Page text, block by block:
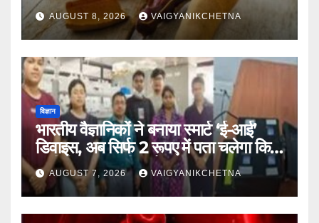
यात्रा का राज
AUGUST 8, 2026 VAIGYANIKCHETNA
विज्ञान
भारतीय वैज्ञानिकों ने बनाया स्मार्ट ‘ई-आई’
डिवाइस, अब सिर्फ 2 रूपए में पता चलेगा कि
पानी कितना जहरीला है।
AUGUST 7, 2026 VAIGYANIKCHETNA